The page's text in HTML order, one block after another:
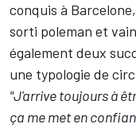
conquis à
sorti poleman et
également deux
une typologie de
"J'arrive toujours à
ça me met en